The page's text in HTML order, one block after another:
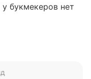
букмекеров нет
раунда